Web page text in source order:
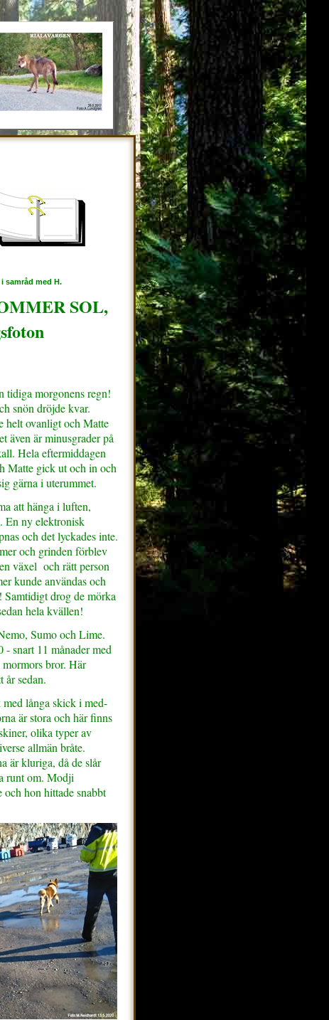
samråd med H.
SOL,
tidiga morgonens regn!
snön dröjde kvar.
helt ovanligt och Matte
även är minusgrader på
Hela eftermiddagen
Matte gick ut och in och
gärna i uterummet.
att hänga i luften,
En ny elektronisk
och det lyckades inte.
och grinden förblev
växel och rätt person
kunde användas och
drog de mörka
hela kvällen!
Sumo och Lime.
snart 11 månader med
bror. Här
år sedan.
långa skick i med-
är stora och här finns
olika typer av
allmän bråte.
är kluriga, då de slår
runt om. Modji
och hon hittade snabbt